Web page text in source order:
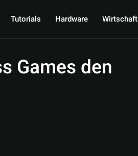
Tutorials Hardware Wirtschaft
Games den